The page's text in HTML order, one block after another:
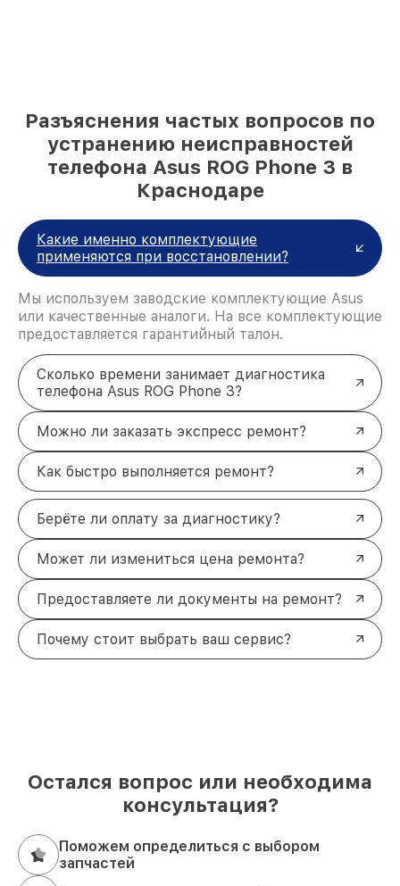
Разъяснения частых вопросов по
устранению неисправностей
телефона Asus ROG Phone 3 в
Краснодаре
Какие именно комплектующие
применяются при восстановлении?
Мы используем заводские комплектующие Asus
или качественные аналоги. На все комплектующие
предоставляется гарантийный талон.
Сколько времени занимает диагностика
телефона Asus ROG Phone 3?
Можно ли заказать экспресс ремонт?
Как быстро выполняется ремонт?
Берёте ли оплату за диагностику?
Может ли измениться цена ремонта?
Предоставляете ли документы на ремонт?
Почему стоит выбрать ваш сервис?
Остался вопрос или необходима
консультация?
Поможем определиться с выбором
запчастей